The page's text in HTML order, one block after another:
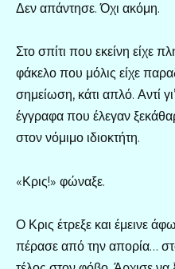
Δεν απάντησε. Όχι ακόμη.
Στο σπίτι που εκείνη είχε
φάκελο που μόλις είχε
σημείωση, κάτι απλό. Αντί
έγγραφα που έλεγαν
στον νόμιμο ιδιοκτήτη.
«Κρις!» φώναξε.
Ο Κρις έτρεξε και έμεινε
πέρασε από την απορία…